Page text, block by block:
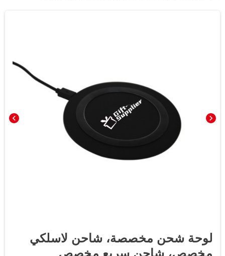
chevron_left chevron_right
لوحة شحن مخصصة، شاحن لاسلكي